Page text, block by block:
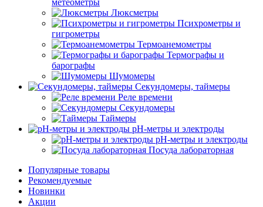
метеометры
Люксметры
Психрометры и
гигрометры
Термоанемометры
Термографы и
барографы
Шумомеры
Секундомеры, таймеры
Реле времени
Секундомеры
Таймеры
pH-метры и электроды
pH-метры и электроды
Посуда лабораторная
Популярные товары
Рекомендуемые
Новинки
Акции